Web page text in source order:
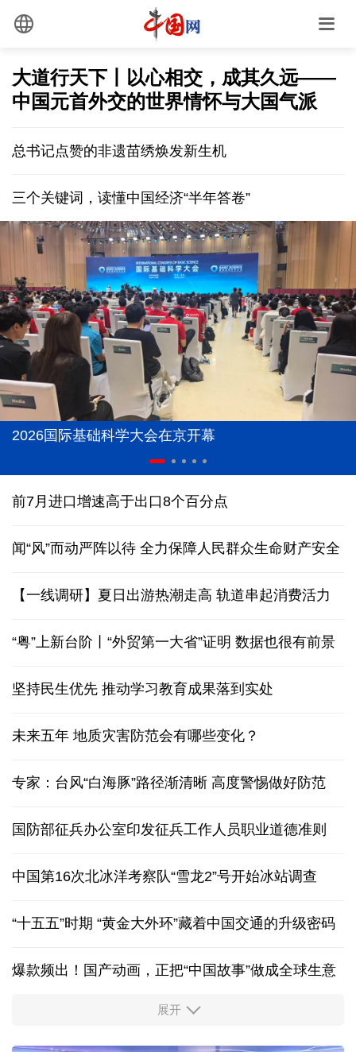
大道行天下丨以心相交，成其久远——
中国元首外交的世界情怀与大国气派
总书记点赞的非遗苗绣焕发新生机
三个关键词，读懂中国经济“半年答卷”
2026国际基础科学大会在京开幕
前7月进口增速高于出口8个百分点
闻“风”而动严阵以待 全力保障人民群众生命财产安全
【一线调研】夏日出游热潮走高 轨道串起消费活力
“粤”上新台阶丨“外贸第一大省”证明 数据也很有前景
坚持民生优先 推动学习教育成果落到实处
未来五年 地质灾害防范会有哪些变化？
专家：台风“白海豚”路径渐清晰 高度警惕做好防范
国防部征兵办公室印发征兵工作人员职业道德准则
中国第16次北冰洋考察队“雪龙2”号开始冰站调查
“十五五”时期 “黄金大外环”藏着中国交通的升级密码
爆款频出！国产动画，正把“中国故事”做成全球生意
高品质文旅燃动消费市场
展开